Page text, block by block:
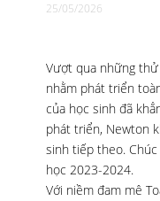
25/05/2026
Vượt qua những
nhằm phát triển
của học sinh đã
phát triển, Newton
sinh tiếp theo.
học 2023-2024.
Với niềm đam mê